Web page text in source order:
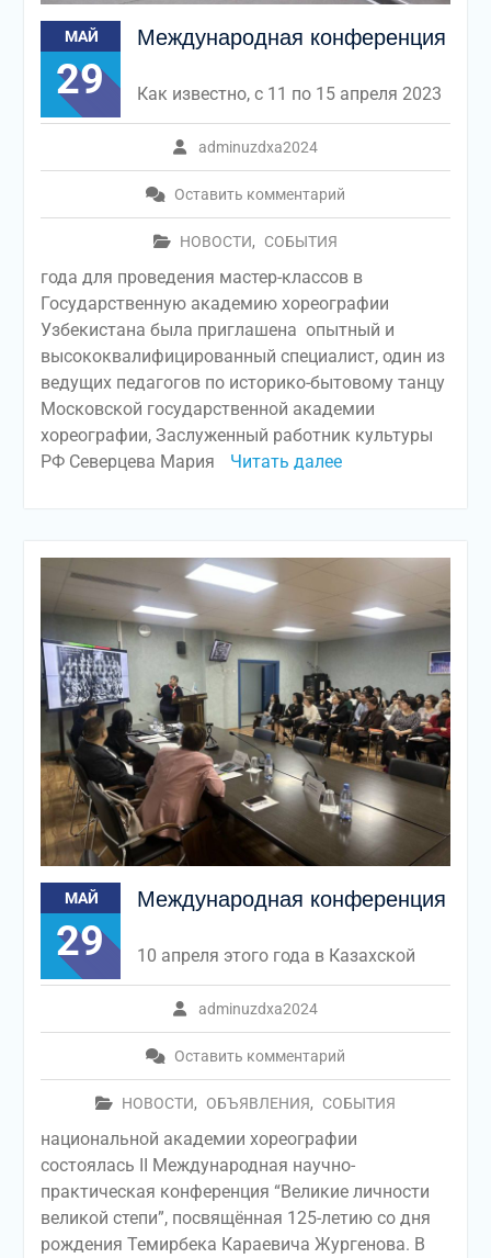
МАЙ
29
Международная конференция
adminuzdxa2024
Оставить комментарий
НОВОСТИ, СОБЫТИЯ
Как известно, с 11 по 15 апреля 2023
года для проведения мастер-классов в
Государственную академию хореографии
Узбекистана была приглашена опытный и
высококвалифицированный специалист, один из
ведущих педагогов по историко-бытовому танцу
Московской государственной академии
хореографии, Заслуженный работник культуры
РФ Северцева Мария
Читать далее
МАЙ
29
Международная конференция
adminuzdxa2024
Оставить комментарий
НОВОСТИ, ОБЪЯВЛЕНИЯ, СОБЫТИЯ
10 апреля этого года в Казахской
национальной академии хореографии
состоялась II Международная научно-
практическая конференция “Великие личности
великой степи”, посвящённая 125-летию со дня
рождения Темирбека Караевича Жургенова. В